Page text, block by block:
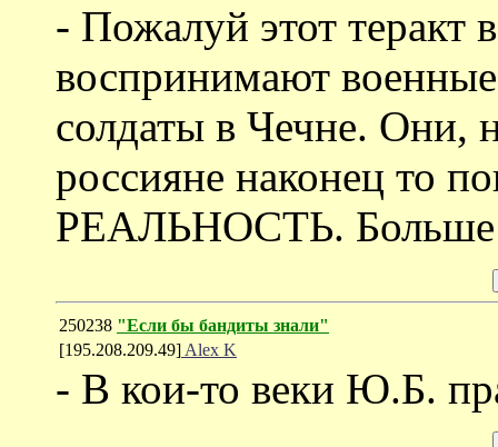
- Пожалуй этот теракт
воспринимают
солдаты в Чечне. Они,
россияне наконец то
РЕАЛЬНОСТЬ. Больше
250238 "Если бы бандиты знали"
[195.208.209.49] Alex K
- В кои-то веки Ю.Б.